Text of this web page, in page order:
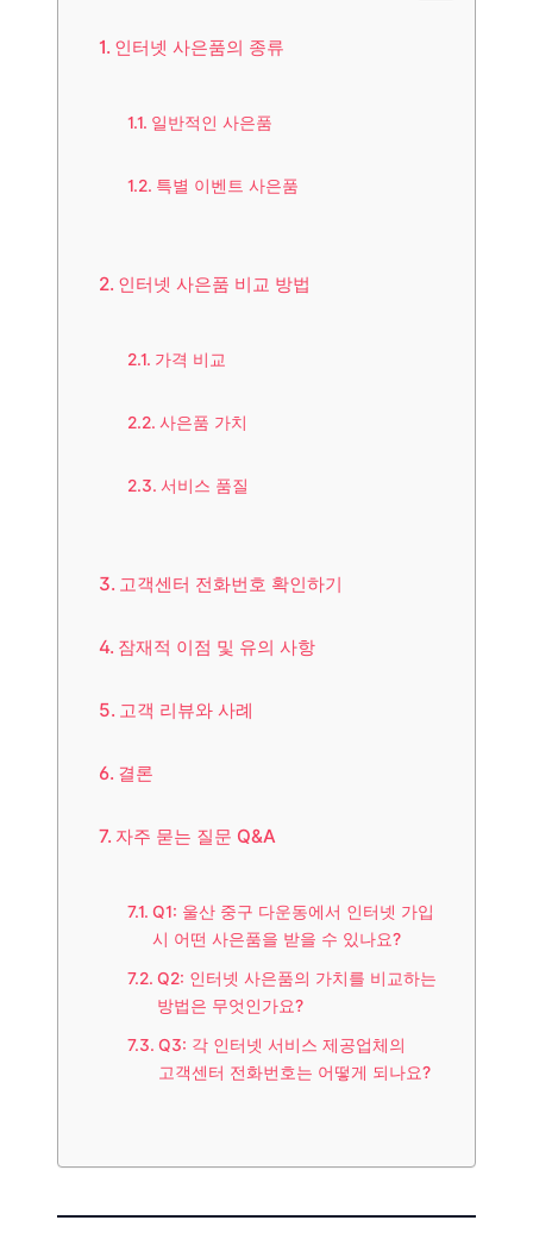
인터넷 사은품의 종류
일반적인 사은품
특별 이벤트 사은품
인터넷 사은품 비교 방법
가격 비교
사은품 가치
서비스 품질
고객센터 전화번호 확인하기
잠재적 이점 및 유의 사항
고객 리뷰와 사례
결론
자주 묻는 질문 Q&A
Q1: 울산 중구 다운동에서 인터넷 가입
시 어떤 사은품을 받을 수 있나요?
Q2: 인터넷 사은품의 가치를 비교하는
방법은 무엇인가요?
Q3: 각 인터넷 서비스 제공업체의
고객센터 전화번호는 어떻게 되나요?